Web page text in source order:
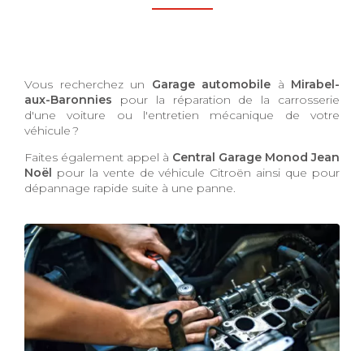
Vous recherchez un Garage automobile à Mirabel-
aux-Baronnies pour la réparation de la carrosserie
d'une voiture ou l'entretien mécanique de votre
véhicule ?
Faites également appel à Central Garage Monod Jean
Noël pour la vente de véhicule Citroën ainsi que pour
dépannage rapide suite à une panne.